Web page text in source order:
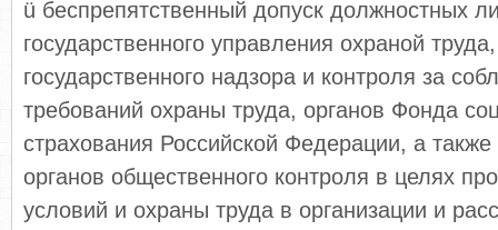
ü беспрепятственный допуск должностных
государственного управления охраной
государственного надзора и контроля за
требований охраны труда, органов Фонда
страхования Российской Федерации, а также
органов общественного контроля в целях
условий и охраны труда в организации и